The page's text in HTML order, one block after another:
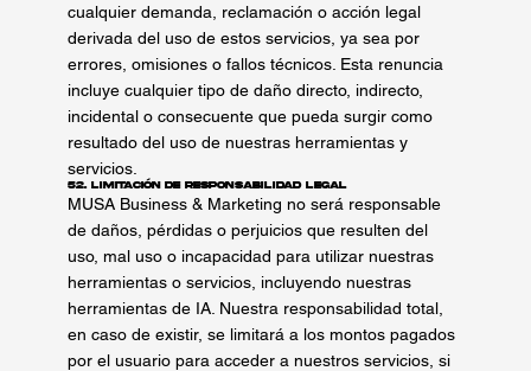
cualquier demanda, reclamación o acción legal
derivada del uso de estos servicios, ya sea por
errores, omisiones o fallos técnicos. Esta renuncia
incluye cualquier tipo de daño directo, indirecto,
incidental o consecuente que pueda surgir como
resultado del uso de nuestras herramientas y
servicios.
52. Limitación de Responsabilidad Legal
MUSA Business & Marketing no será responsable
de daños, pérdidas o perjuicios que resulten del
uso, mal uso o incapacidad para utilizar nuestras
herramientas o servicios, incluyendo nuestras
herramientas de IA. Nuestra responsabilidad total,
en caso de existir, se limitará a los montos pagados
por el usuario para acceder a nuestros servicios, si